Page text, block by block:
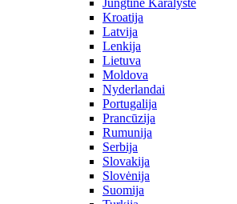
Jungtinė Karalystė
Kroatija
Latvija
Lenkija
Lietuva
Moldova
Nyderlandai
Portugalija
Prancūzija
Rumunija
Serbija
Slovakija
Slovėnija
Suomija